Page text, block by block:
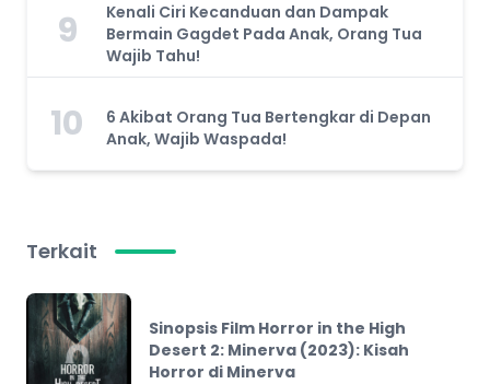
9
Kenali Ciri Kecanduan dan Dampak
Bermain Gagdet Pada Anak, Orang Tua
Wajib Tahu!
10
6 Akibat Orang Tua Bertengkar di Depan
Anak, Wajib Waspada!
Terkait
Sinopsis Film Horror in the High
Desert 2: Minerva (2023): Kisah
Horror di Minerva